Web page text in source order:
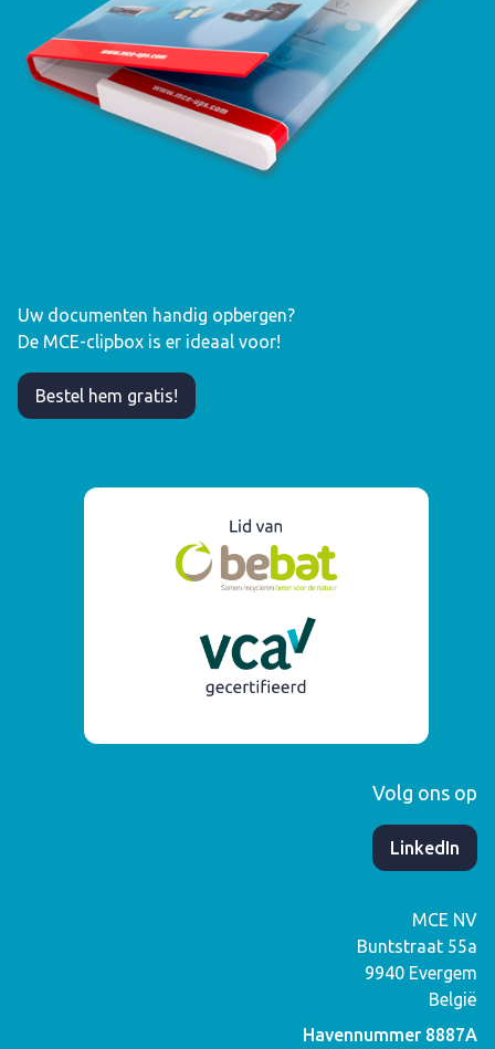
Uw documenten handig opbergen?
De MCE-clipbox is er ideaal voor!
Bestel hem gratis!
Volg ons op
​LinkedIn
MCE NV
Buntstraat 55a
9940 Evergem
België
Havennummer 8887A